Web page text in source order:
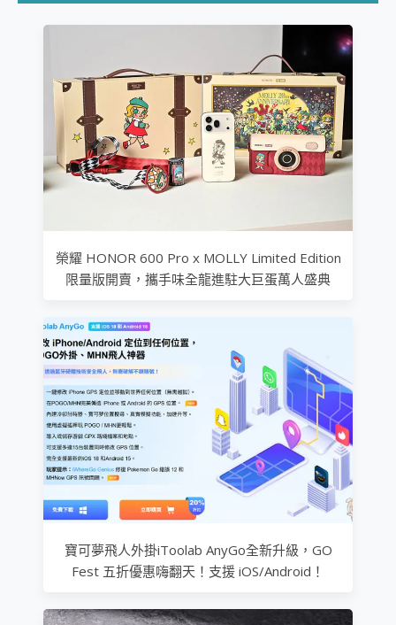
榮耀 HONOR 600 Pro x MOLLY Limited Edition
限量版開賣，攜手味全龍進駐大巨蛋萬人盛典
寶可夢飛人外掛iToolab AnyGo全新升級，GO
Fest 五折優惠嗨翻天！支援 iOS/Android！